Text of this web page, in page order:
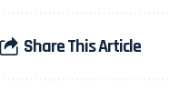
Share This Article